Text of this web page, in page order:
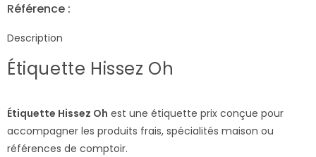
Référence :
Description
Étiquette Hissez Oh
Étiquette Hissez Oh est une étiquette prix conçue pour
accompagner les produits frais, spécialités maison ou
références de comptoir.